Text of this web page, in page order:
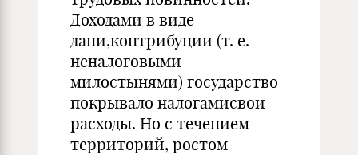
Доходами в виде
дани,контрибуции (т. е.
неналоговыми
милостынями) государство
покрывало налогамисвои
расходы. Но с течением
территорий, ростом